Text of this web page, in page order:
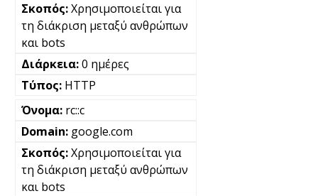
Χρησιμοποιείται για
τη διάκριση μεταξύ ανθρώπων
και bots
0 ημέρες
HTTP
rc::c
google.com
Χρησιμοποιείται για
τη διάκριση μεταξύ ανθρώπων
και bots